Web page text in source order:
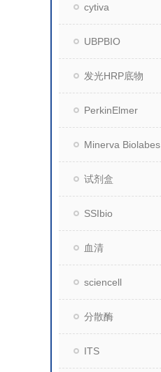
cytiva
UBPBIO
发光HRP底物
PerkinElmer
Minerva Biolabes
试剂盒
SSIbio
血清
sciencell
分散酶
ITS